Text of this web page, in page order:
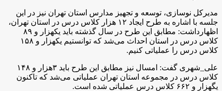
مدیرکل نوسازی، توسعه و تجهیز مدارس استان تهران نیز در این
جلسه با اشاره به طرح ایجاد ۱۲ هزار کلاس درس در استان تهران،
اظهارداشت: مطابق این طرح در سال گذشته باید یکهزار و ۸۹
کلاس درس در استان احداث می‌شد که توانستیم یکهزار و ۱۵۸
کلاس درس را عملیاتی کنیم.
علی_شهری گفت: امسال نیز مطابق این طرح باید ۳هزار و ۱۴۸
کلاس درس در مجموعه استان تهران عملیاتی می‌شد که تاکنون
یگهزار و ۶۶۲ کلاس درس عملیاتی شده است.